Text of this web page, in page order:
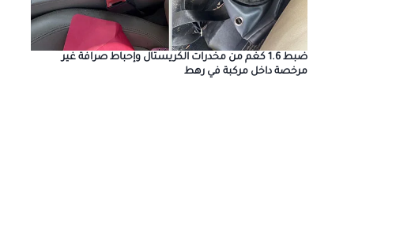
ضبط 1.6 كغم من مخدرات الكريستال وإحباط صرافة غير
مرخصة داخل مركبة في رهط